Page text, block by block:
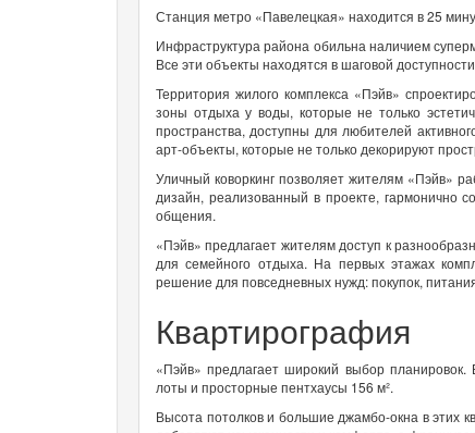
Станция метро «Павелецкая» находится в 25
Инфраструктура района обильна наличием
Все эти объекты находятся в шаговой
Территория жилого комплекса «Пэйв»
зоны отдыха у воды, которые не только
пространства, доступны для любителей
арт-объекты, которые не только декорируют
Уличный коворкинг позволяет жителям «Пэйв»
дизайн, реализованный в проекте, гармонично
общения.
«Пэйв» предлагает жителям доступ к
для семейного отдыха. На первых этажах
решение для повседневных нужд: покупок,
Квартирография
«Пэйв» предлагает широкий выбор
лоты и просторные пентхаусы 156 м².
Высота потолков и большие джамбо-окна в этих